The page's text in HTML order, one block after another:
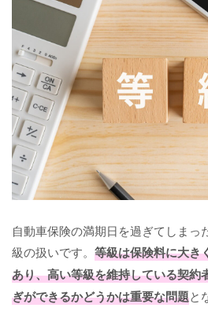
自動車保険の満期日を過ぎてしまっ
級の扱いです。 等級は保険料に大き
あり、高い等級を維持している契約
ぎができるかどうかは重要な問題と